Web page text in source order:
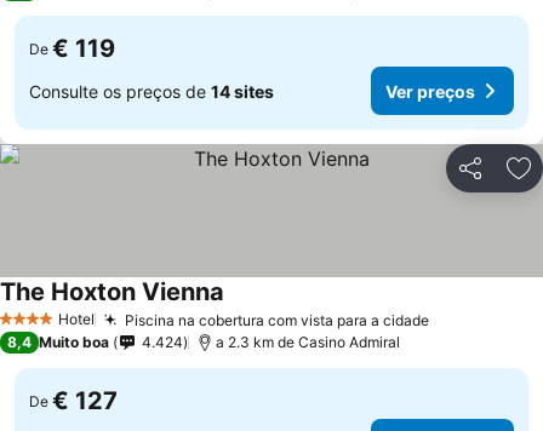
De € 119
Consulte os preços de 14 sites Ver preços
Partilhar
4 EstrelasHotel Piscina na cobertura com vista para a cidade
The Hoxton Vienna
8,4 Muito boa 4.424 a 2.3 km de Casino Admiral
De € 127